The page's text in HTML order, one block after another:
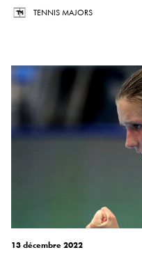
TENNIS MAJORS
13 décembre 2022